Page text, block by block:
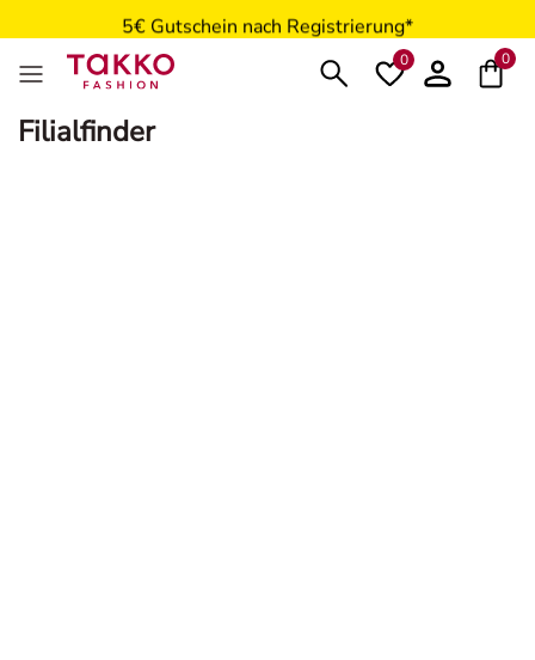
5€ Gutschein nach Registrierung*
0 0
Filialfinder